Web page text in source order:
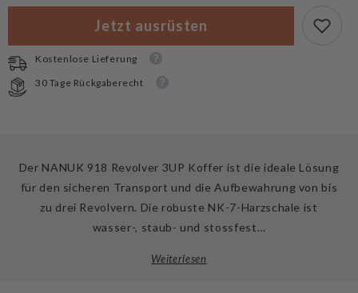
für
918
Revolver
3UP
für
NANUK
Pistolenkoffer
918
Revolver
Jetzt ausrüsten
Kostenlose Lieferung
30 Tage Rückgaberecht
Der NANUK 918 Revolver 3UP Koffer ist die ideale Lösung
für den sicheren Transport und die Aufbewahrung von bis
zu drei Revolvern. Die robuste NK-7-Harzschale ist
wasser-, staub- und stossfest…
Weiterlesen